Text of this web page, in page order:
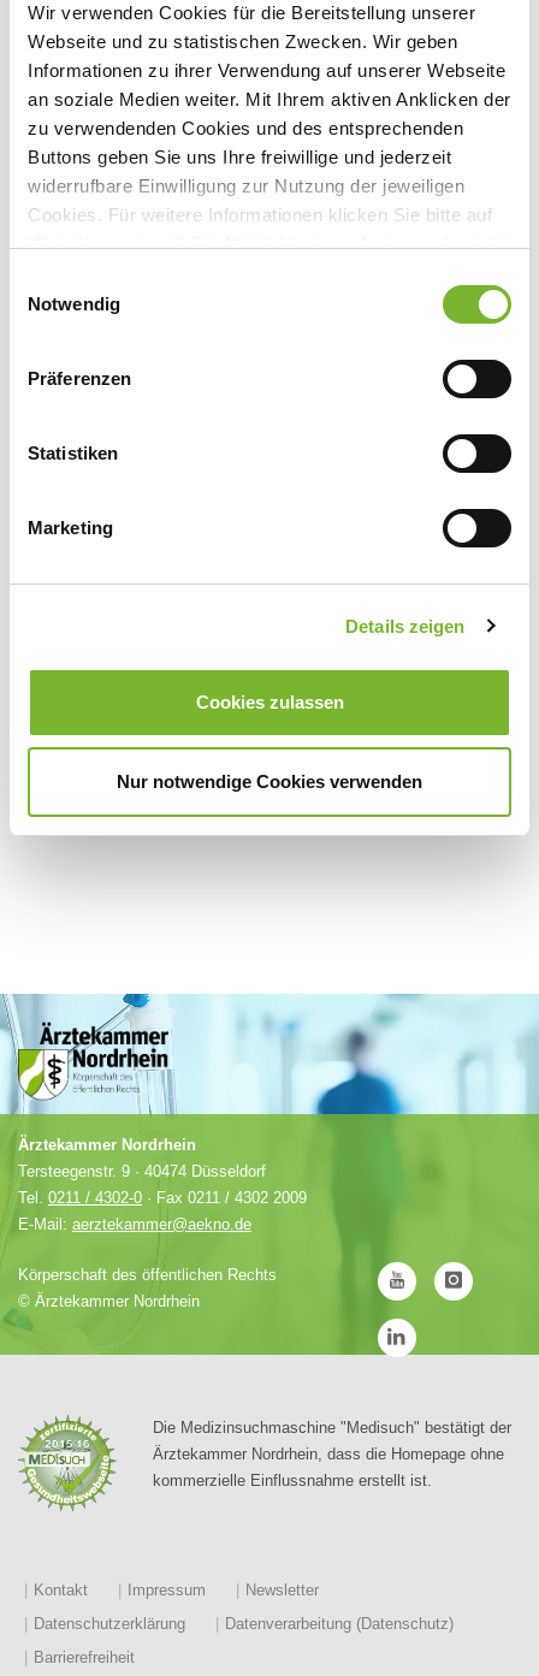
Wir verwenden Cookies für die Bereitstellung unserer
Webseite und zu statistischen Zwecken. Wir geben
Informationen zu ihrer Verwendung auf unserer Webseite
an soziale Medien weiter. Mit Ihrem aktiven Anklicken der
zu verwendenden Cookies und des entsprechenden
Buttons geben Sie uns Ihre freiwillige und jederzeit
widerrufbare Einwilligung zur Nutzung der jeweiligen
Cookies. Für weitere Informationen klicken Sie bitte auf
"Details anzeigen". Die Möglichkeit zur Änderung besteht
Datenschutzerklärung
Notwendig
Präferenzen
Statistiken
Marketing
Details zeigen
Cookies zulassen
Nur notwendige Cookies verwenden
Springer Medizin Verlag GmbH -
Onlineveranstaltung
https://www.SpringerMedizin.de"
Mathias-Brüggen-Str. 39, 50827 Köln
Anbieter:
Herr Dr. Paul Herrmann
Tel:
0800 7780777
Anbieter.
Ärztekammer Nordrhein
Tersteegenstr. 9 · 40474 Düsseldorf
Tel. 0211 / 4302-0 · Fax 0211 / 4302 2009
E-Mail: aerztekammer@aekno.de
Körperschaft des öffentlichen Rechts
© Ärztekammer Nordrhein
Die Medizinsuchmaschine "Medisuch" bestätigt der
Ärztekammer Nordrhein, dass die Homepage ohne
kommerzielle Einflussnahme erstellt ist.
Kontakt Impressum
Newsletter
Datenschutzerklärung
Datenverarbeitung (Datenschutz)
Barrierefreiheit